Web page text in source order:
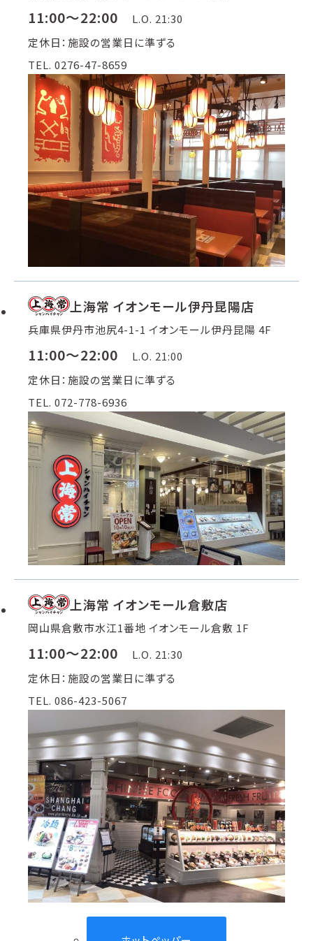
11:00～22:00
L.O. 21:30
定休日：施設の営業日に準ずる
TEL. 0276-47-8659
上海常 イオンモール伊丹昆陽店
兵庫県伊丹市池尻4-1-1 イオンモール伊丹昆陽 4F
11:00～22:00
L.O. 21:00
定休日：施設の営業日に準ずる
TEL. 072-778-6936
上海常 イオンモール倉敷店
岡山県倉敷市水江1番地 イオンモール倉敷 1F
11:00～22:00
L.O. 21:30
定休日：施設の営業日に準ずる
TEL. 086-423-5067